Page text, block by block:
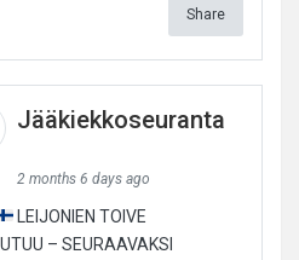
Share
Jääkiekkoseuranta
2 months 6 days ago
LEIJONIEN TOIVE
– SEURAAVAKSI